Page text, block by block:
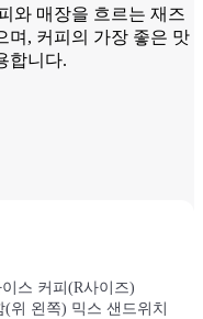
와 매장을 흐르는 재즈
며, 커피의 가장 좋은 맛
합니다.
스 커피(R사이즈)
위 왼쪽) 믹스 샌드위치